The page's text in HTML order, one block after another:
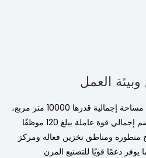
العمل
تشغل قاعدة الإنتاج الحديثة لدينا مساحة إجمالية قدرها 10000 متر مربع،
متطورة ومناطق تخزين فعالة ومركز
دعمًا قويًا للتصنيع المرن